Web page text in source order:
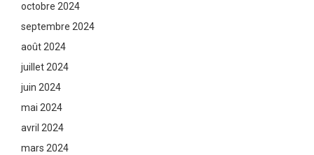
octobre 2024
septembre 2024
août 2024
juillet 2024
juin 2024
mai 2024
avril 2024
mars 2024